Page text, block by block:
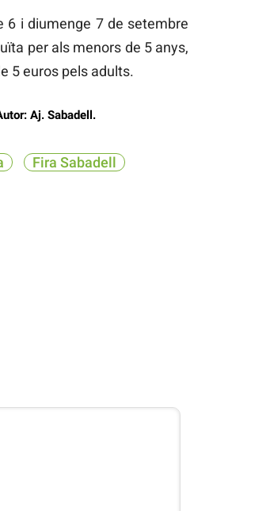
6 i diumenge 7 de setembre
per als menors de 5 anys,
5 euros pels adults.
Aj. Sabadell.
Fira Sabadell